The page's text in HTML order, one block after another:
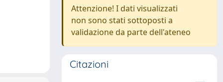
Attenzione! I dati visualizzati
non sono stati sottoposti a
validazione da parte dell'ateneo
Citazioni